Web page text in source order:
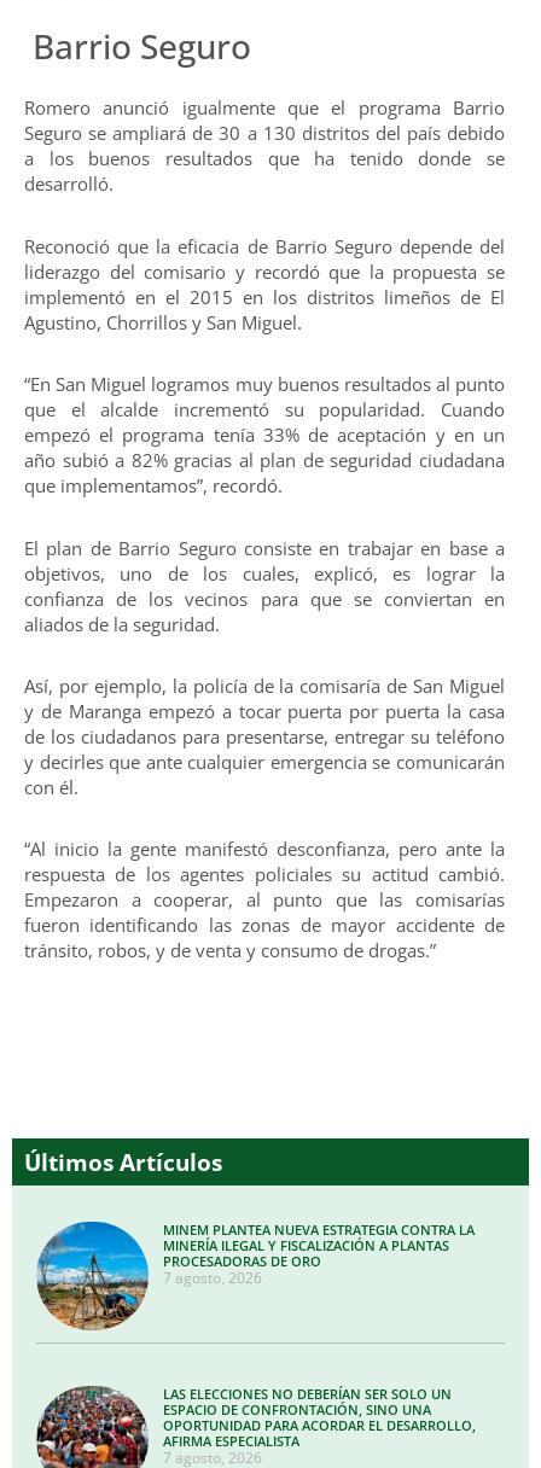
Barrio Seguro
Romero anunció igualmente que el programa Barrio
Seguro se ampliará de 30 a 130 distritos del país debido
a los buenos resultados que ha tenido donde se
desarrolló.
Reconoció que la eficacia de Barrio Seguro depende del
liderazgo del comisario y recordó que la propuesta se
implementó en el 2015 en los distritos limeños de El
Agustino, Chorrillos y San Miguel.
“En San Miguel logramos muy buenos resultados al punto
que el alcalde incrementó su popularidad. Cuando
empezó el programa tenía 33% de aceptación y en un
año subió a 82% gracias al plan de seguridad ciudadana
que implementamos”, recordó.
El plan de Barrio Seguro consiste en trabajar en base a
objetivos, uno de los cuales, explicó, es lograr la
confianza de los vecinos para que se conviertan en
aliados de la seguridad.
Así, por ejemplo, la policía de la comisaría de San Miguel
y de Maranga empezó a tocar puerta por puerta la casa
de los ciudadanos para presentarse, entregar su teléfono
y decirles que ante cualquier emergencia se comunicarán
con él.
“Al inicio la gente manifestó desconfianza, pero ante la
respuesta de los agentes policiales su actitud cambió.
Empezaron a cooperar, al punto que las comisarías
fueron identificando las zonas de mayor accidente de
tránsito, robos, y de venta y consumo de drogas.”
Últimos Artículos
MINEM PLANTEA NUEVA ESTRATEGIA CONTRA LA
MINERÍA ILEGAL Y FISCALIZACIÓN A PLANTAS
PROCESADORAS DE ORO
7 agosto, 2026
LAS ELECCIONES NO DEBERÍAN SER SOLO UN
ESPACIO DE CONFRONTACIÓN, SINO UNA
OPORTUNIDAD PARA ACORDAR EL DESARROLLO,
AFIRMA ESPECIALISTA
7 agosto, 2026